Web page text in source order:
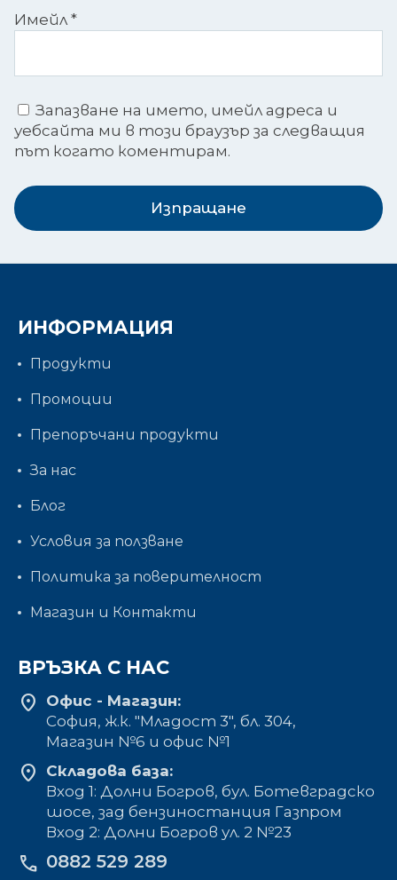
Имейл *
Запазване на името, имейл адреса и
уебсайта ми в този браузър за следващия
път когато коментирам.
Изпращане
ИНФОРМАЦИЯ
Продукти
Промоции
Препоръчани продукти
За нас
Блог
Условия за ползване
Политика за поверителност
Магазин и Контакти
ВРЪЗКА С НАС
location_on
Офис - Магазин:
София, ж.к. "Младост 3", бл. 304,
Mагазин №6 и офис №1
location_on
Складова база:
Вход 1: Долни Богров, бул. Ботевградско
шосе, зад бензиностанция Газпром
Вход 2: Долни Богров ул. 2 №23
phone 0882 529 289